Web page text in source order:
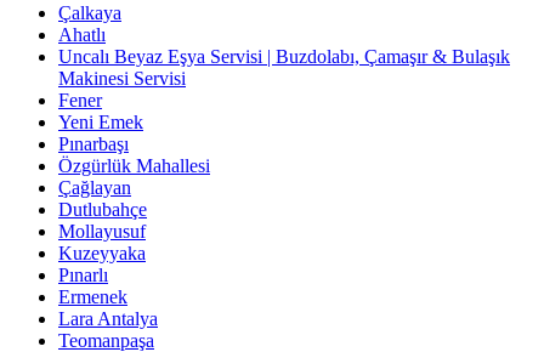
Çalkaya
Ahatlı
Uncalı Beyaz Eşya Servisi | Buzdolabı, Çamaşır & Bulaşık
Makinesi Servisi
Fener
Yeni Emek
Pınarbaşı
Özgürlük Mahallesi
Çağlayan
Dutlubahçe
Mollayusuf
Kuzeyyaka
Pınarlı
Ermenek
Lara Antalya
Teomanpaşa